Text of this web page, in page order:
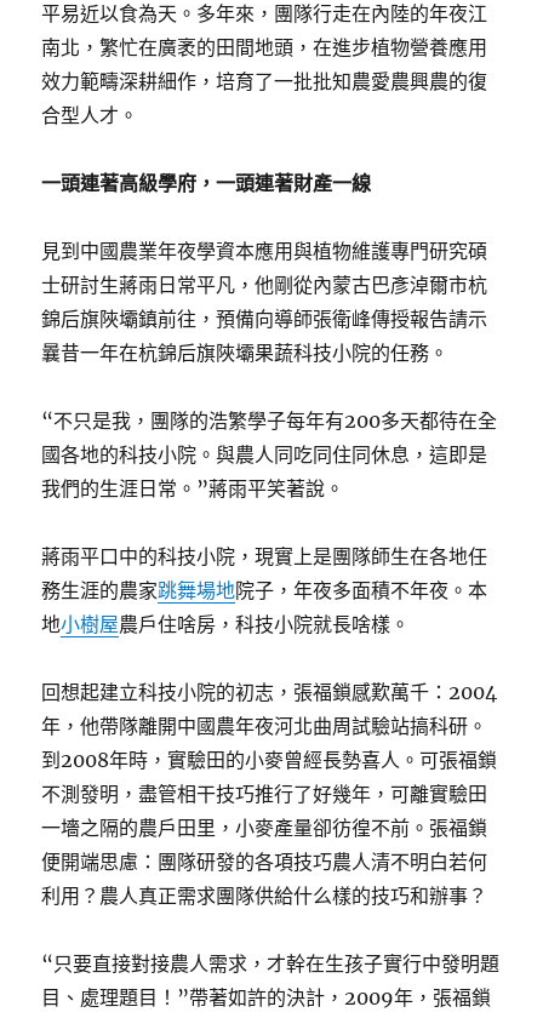
平易近以食為天。多年來，團隊行走在內陸的年夜江
南北，繁忙在廣袤的田間地頭，在進步植物營養應用
效力範疇深耕細作，培育了一批批知農愛農興農的復
合型人才。
一頭連著高級學府，一頭連著財產一線
見到中國農業年夜學資本應用與植物維護專門研究碩
士研討生蔣雨日常平凡，他剛從內蒙古巴彥淖爾市杭
錦后旗陜壩鎮前往，預備向導師張衛峰傳授報告請示
曩昔一年在杭錦后旗陜壩果蔬科技小院的任務。
“不只是我，團隊的浩繁學子每年有200多天都待在全
國各地的科技小院。與農人同吃同住同休息，這即是
我們的生涯日常。”蔣雨平笑著說。
蔣雨平口中的科技小院，現實上是團隊師生在各地任
務生涯的農家跳舞場地院子，年夜多面積不年夜。本
地小樹屋農戶住啥房，科技小院就長啥樣。
回想起建立科技小院的初志，張福鎖感歎萬千：2004
年，他帶隊離開中國農年夜河北曲周試驗站搞科研。
到2008年時，實驗田的小麥曾經長勢喜人。可張福鎖
不測發明，盡管相干技巧推行了好幾年，可離實驗田
一墻之隔的農戶田里，小麥產量卻彷徨不前。張福鎖
便開端思慮：團隊研發的各項技巧農人清不明白若何
利用？農人真正需求團隊供給什么樣的技巧和辦事？
“只要直接對接農人需求，才幹在生孩子實行中發明題
目、處理題目！”帶著如許的決計，2009年，張福鎖